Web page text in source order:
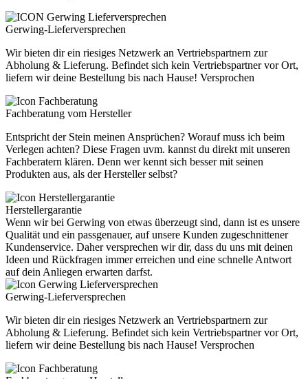
Gerwing-Lieferversprechen
Wir bieten dir ein riesiges Netzwerk an Vertriebspartnern zur
Abholung & Lieferung. Befindet sich kein Vertriebspartner vor Ort,
liefern wir deine Bestellung bis nach Hause! Versprochen
Fachberatung vom Hersteller
Entspricht der Stein meinen Ansprüchen? Worauf muss ich beim
Verlegen achten? Diese Fragen uvm. kannst du direkt mit unseren
Fachberatern klären. Denn wer kennt sich besser mit seinen
Produkten aus, als der Hersteller selbst?
Herstellergarantie
Wenn wir bei Gerwing von etwas überzeugt sind, dann ist es unsere
Qualität und ein passgenauer, auf unsere Kunden zugeschnittener
Kundenservice. Daher versprechen wir dir, dass du uns mit deinen
Ideen und Rückfragen immer erreichen und eine schnelle Antwort
auf dein Anliegen erwarten darfst.
Gerwing-Lieferversprechen
Wir bieten dir ein riesiges Netzwerk an Vertriebspartnern zur
Abholung & Lieferung. Befindet sich kein Vertriebspartner vor Ort,
liefern wir deine Bestellung bis nach Hause! Versprochen